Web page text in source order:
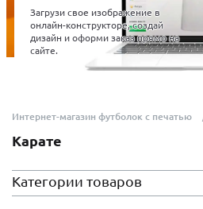
Загрузи свое изображение в
онлайн-конструкторе, создай
дизайн и оформи заказ прямо на
сайте.
Интернет-магазин футболок с печатью
Карате
Категории товаров